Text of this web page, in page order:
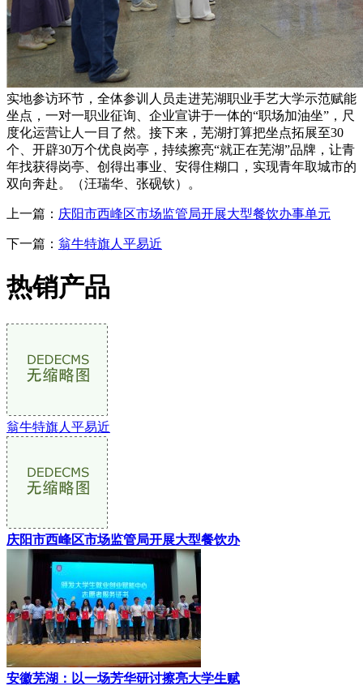
实地参访环节，全体参训人员走进芜湖职业手艺大学示范赋能
坐点，一对一职业征询、企业宣讲于一体的“职场加油坐”，尺
度化运营让人一目了然。接下来，芜湖打算把坐点拓展至30
个、开辟30万个优良岗亭，持续擦亮“就正在芜湖”品牌，让青
年找获得岗亭、创得出事业、安得住糊口，实现青年取城市的
双向奔赴。（汪瑞华、张砚钦）。
上一篇： 庆阳市西峰区市场监管局开展大型餐饮办事单元
下一篇： 翁牛特旗人平易近
热销产品
翁牛特旗人平易近
庆阳市西峰区市场监管局开展大型餐饮办
安徽芜湖：以一场芳华研讨擦亮大学生赋